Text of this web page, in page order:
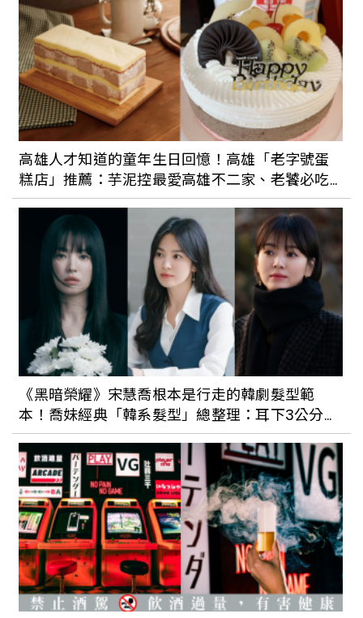
開啟食慾之秋的第二個胃！栗子蒙布朗、
無花果千層、麝香葡萄蛋糕，秋季限定的
精緻甜點總集合！
在法式甜品裡放入秋天的滋味！法朋烘焙
主廚李依錫談食慾之秋：「我想提供讓人
有『被照顧』感覺的甜點。」
姊妹約會限定！寒舍艾美酒店攜手
「TERRA土然」推巧克力甜點，還有超酷
氮氣冰巧克力讓你嚐鮮一波
「花旗蛋糕」is Back！重返台北奶油蛋糕
戰場，掀起老台北人的回憶
老台北人生日蛋糕都吃哪家？台北「老字
號蛋糕店」總整理！紅葉黑森林超經典、
美心咖啡蛋糕甜而不膩
高雄人才知道的童年生日回憶！高雄「老字號蛋
糕店」推薦：芋泥控最愛高雄不二家、老饕必吃
百樂冰淇淋蛋糕
《黑暗榮耀》宋慧喬根本是行走的韓劇髮型範
本！喬妹經典「韓系髮型」總整理：耳下3公分鮑
伯頭、波浪捲髮全都好美